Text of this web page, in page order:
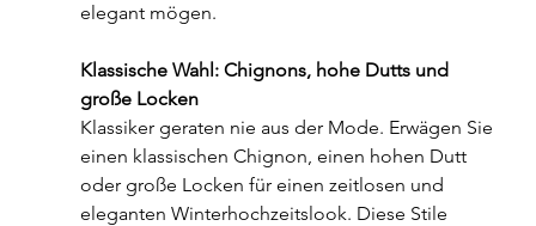
elegant mögen.
Klassische Wahl: Chignons, hohe Dutts und
große Locken
Klassiker geraten nie aus der Mode. Erwägen Sie
einen klassischen Chignon, einen hohen Dutt
oder große Locken für einen zeitlosen und
eleganten Winterhochzeitslook. Diese Stile